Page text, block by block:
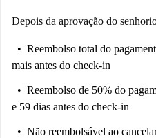
Depois da aprovação do
Reembolso total do
mais antes do check-in
Reembolso de 50% do
e 59 dias antes do check-in
Não reembolsável ao